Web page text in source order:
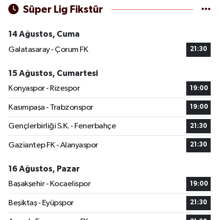
Süper Lig Fikstür
14 Ağustos, Cuma
Galatasaray - Çorum FK
21:30
15 Ağustos, Cumartesi
Konyaspor - Rizespor
19:00
Kasımpaşa - Trabzonspor 19:00
Gençlerbirliği S.K. - Fenerbahçe 21:30
Gaziantep FK - Alanyaspor 21:30
16 Ağustos, Pazar
Başakşehir - Kocaelispor
19:00
Beşiktaş - Eyüpspor 21:30